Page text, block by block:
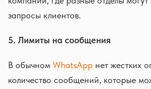
запросы клиентов.
5. Лимиты на сообщения
В обычном WhatsApp нет жестких
количество сообщений, которые